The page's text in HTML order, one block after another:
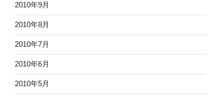
2010年9月
2010年8月
2010年7月
2010年6月
2010年5月